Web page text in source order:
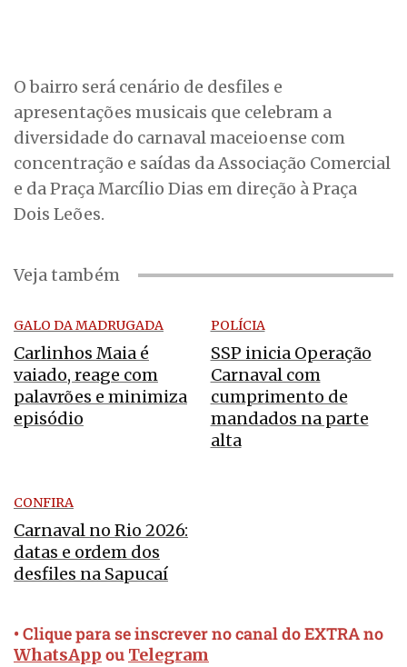
O bairro será cenário de desfiles e
apresentações musicais que celebram a
diversidade do carnaval maceioense com
concentração e saídas da Associação Comercial
e da Praça Marcílio Dias em direção à Praça
Dois Leões.
Veja também
GALO DA MADRUGADA
Carlinhos Maia é
vaiado, reage com
palavrões e minimiza
episódio
POLÍCIA
SSP inicia Operação
Carnaval com
cumprimento de
mandados na parte
alta
CONFIRA
Carnaval no Rio 2026:
datas e ordem dos
desfiles na Sapucaí
• Clique para se inscrever no canal do EXTRA no
WhatsApp ou Telegram